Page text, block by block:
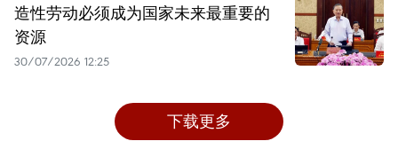
造性劳动必须成为国家未来最重要的
资源
30/07/2026 12:25
下载更多